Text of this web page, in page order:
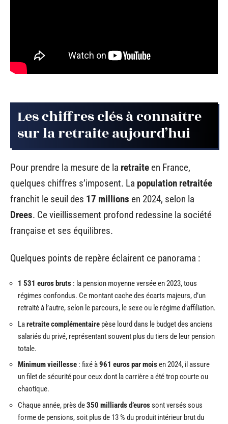
Les chiffres clés à connaître
sur la retraite aujourd’hui
Pour prendre la mesure de la retraite en France,
quelques chiffres s’imposent. La population retraitée
franchit le seuil des 17 millions en 2024, selon la
Drees. Ce vieillissement profond redessine la société
française et ses équilibres.
Quelques points de repère éclairent ce panorama :
1 531 euros bruts : la pension moyenne versée en 2023, tous
régimes confondus. Ce montant cache des écarts majeurs, d’un
retraité à l’autre, selon le parcours, le sexe ou le régime d’affiliation.
Laretraite complémentaire pèse lourd dans le budget des anciens
salariés du privé, représentant souvent plus du tiers de leur pension
totale.
Minimum vieillesse : fixé à961 euros par moisen 2024, il assure
un filet de sécurité pour ceux dont la carrière a été trop courte ou
chaotique.
Chaque année, près de350 milliards d’eurossont versés sous
forme de pensions, soit plus de 13 % du produit intérieur brut du